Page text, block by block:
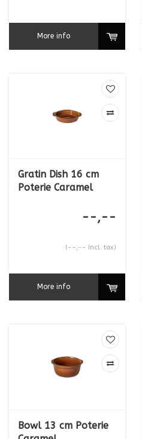
More info
Gratin Dish 16 cm
Poterie Caramel
--,--
(--,-- Incl. tax)
More info
Bowl 13 cm Poterie